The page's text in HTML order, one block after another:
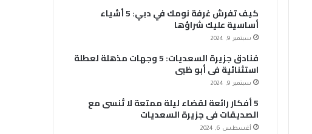
كيف تفرش غرفة نومك في دبي: 5 أشياء
أساسية عليك شراؤها
سبتمبر 9, 2024
فنادق جزيرة السعديات: 5 وجهات مذهلة لعطلة
استثنائية في أبو ظبي
سبتمبر 9, 2024
5 أفكار رائعة لقضاء ليلة ممتعة لا تُنسى مع
الصديقات في جزيرة السعديات
أغسطس 6, 2024